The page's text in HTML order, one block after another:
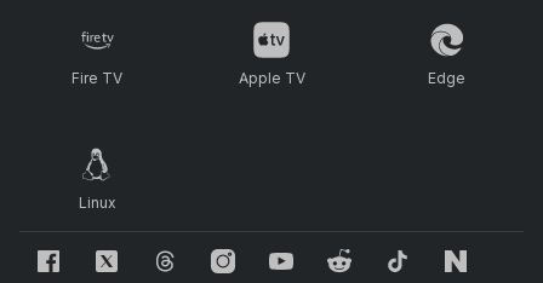
Fire TV Apple TV Edge
Linux